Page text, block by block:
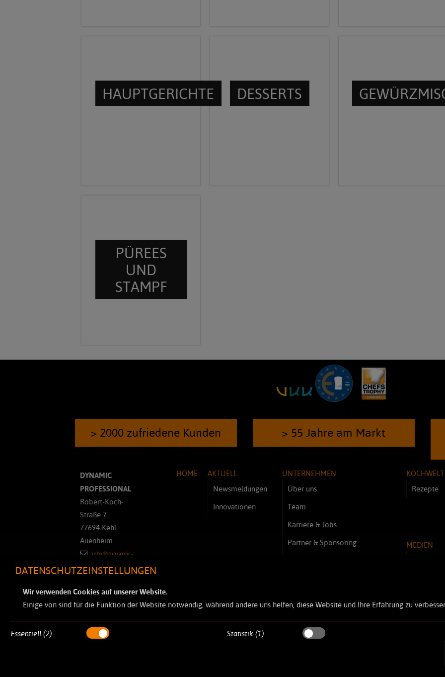
DATENSCHUTZEINSTELLUNGEN
Wir verwenden Cookies auf unserer Website.
Einige von sind für die Funktion der Website notwendig, während andere uns helfen, diese Website und Ihre Erfahrung zu
Essentiell (2) Statistik (1)
HAUPTGERICHTE DESSERTS
PÜREES
UND
STAMPF
> 2000 zufriedene Kunden > 55 Jahre am Markt
DYNAMIC
PROFESSIONAL
Robert-Koch-
Straße 7
77694 Kehl
Auenheim
info@dynamic-
professional.de
45-0
+49 7851 886
45-32
HOME
AKTUELL
Newsmeldungen
Innovationen
UNTERNEHMEN
Über uns
Team
Karriere & Jobs
Partner & Sponsoring
KOCHWELT
Rezepte
MEDIEN